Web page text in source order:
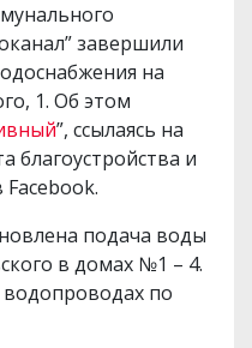
завершили
на
1. Об этом
”, ссылаясь на
благоустройства и
подача воды
в домах №1 – 4.
по